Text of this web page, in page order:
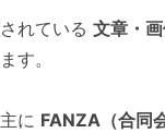
れている 文章・
す。
に FANZA（合同